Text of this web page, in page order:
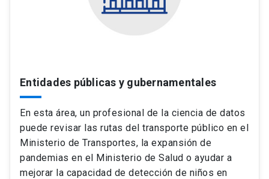
Entidades públicas y gubernamentales
En esta área, un profesional de la ciencia de datos
puede revisar las rutas del transporte público en el
Ministerio de Transportes, la expansión de
pandemias en el Ministerio de Salud o ayudar a
mejorar la capacidad de detección de niños en